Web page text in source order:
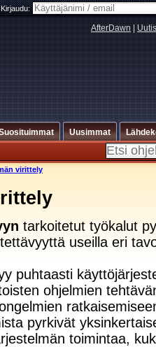
Kirjaudu:
AfterDawn
Uusimmat
virittely
tarkoitetut työkalut
useilla eri
puhtaasti
ohjelmien
pyrkivät
toimintaa,